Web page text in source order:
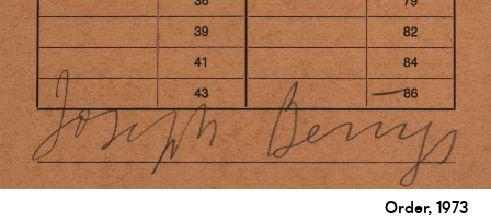
Order, 1973